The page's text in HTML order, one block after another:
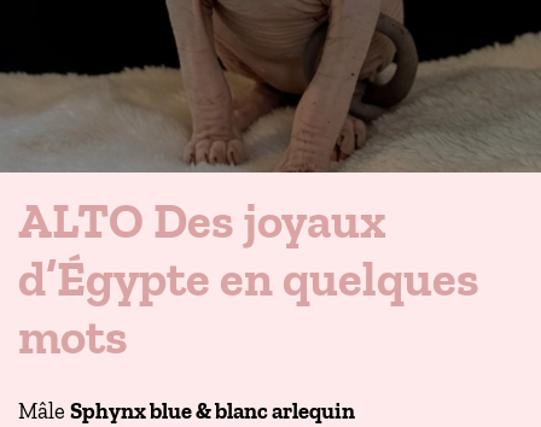
ALTO Des joyaux
d’Égypte en quelques
mots
Mâle Sphynx blue & blanc arlequin